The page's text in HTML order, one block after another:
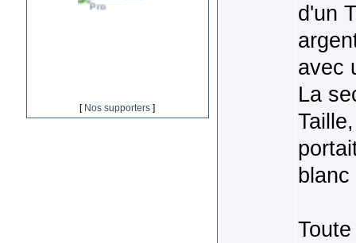
[ Nos supporters ]
d'un
avec
La